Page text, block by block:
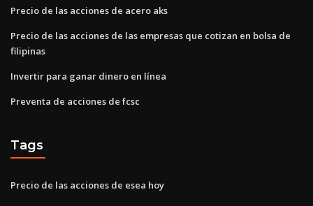
Precio de las acciones de acero aks
Precio de las acciones de las empresas que cotizan en bolsa de
filipinas
Invertir para ganar dinero en línea
Preventa de acciones de fcsc
Tags
Precio de las acciones de esea hoy